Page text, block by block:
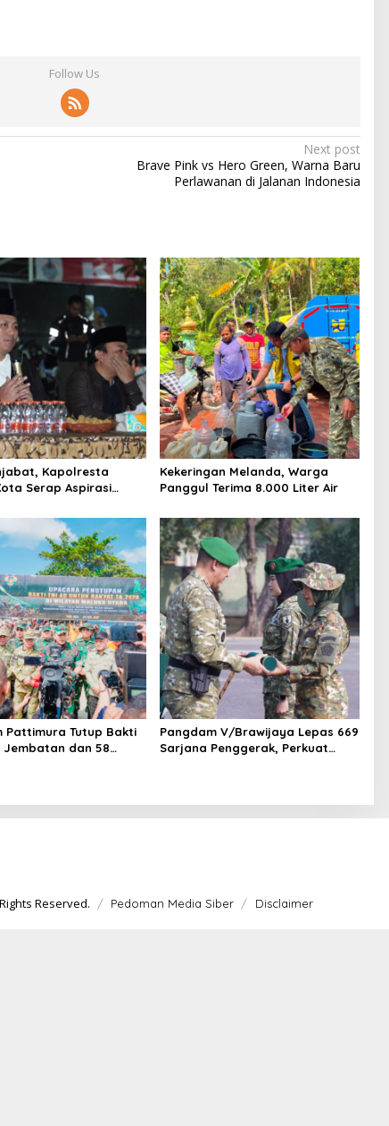
Follow Us
Next post
Brave Pink vs Hero Green, Warna Baru
Perlawanan di Jalanan Indonesia
Kapolresta
Serap Aspirasi
Kekeringan Melanda, Warga
Panggul Terima 8.000 Liter Air
Pattimura Tutup Bakti
Jembatan dan 58
Pangdam V/Brawijaya Lepas 669
Sarjana Penggerak, Perkuat
Reserved. Pedoman Media Siber Disclaimer